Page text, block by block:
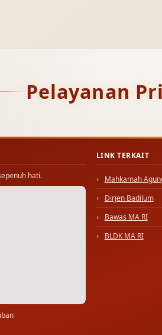
Pelayanan
hati.
LINK TERKAIT
Mahkamah
Dirjen Badilum
Bawas MA RI
BLDK MA RI